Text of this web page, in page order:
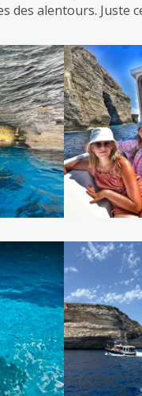
des alentours. Juste